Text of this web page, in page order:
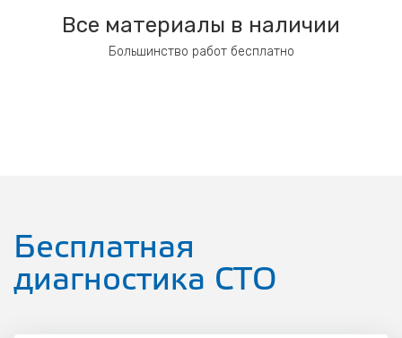
Все материалы в наличии
Большинство работ бесплатно
Бесплатная
диагностика СТО